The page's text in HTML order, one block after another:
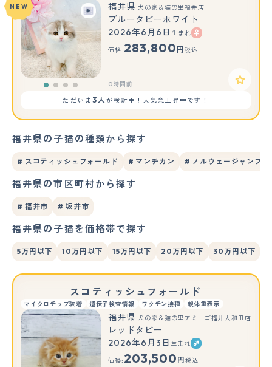
NEW
福井県 犬の家＆猫の里福井店
ブルータビーホワイト
2026年6月6日 生まれ
価格: 283,800 円 税込
0時間前
ただいま 3人が検討中！人気急上昇中です！
福井県の子猫の種類から探す
# スコティッシュフォールド # マンチカン # ノルウェージャンフ
福井県の市区町村から探す
# 福井市 # 坂井市
福井県の子猫を価格帯で探す
5万円以下 10万円以下 15万円以下 20万円以下 30万円以下
スコティッシュフォールド
マイクロチップ装着 遺伝子検査情報 ワクチン接種 親体重表示
福井県 犬の家＆猫の里アミーゴ福井大和田店
レッドタビー
2026年6月3日 生まれ
価格: 203,500 円 税込